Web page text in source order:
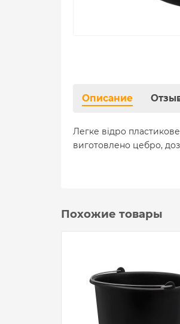
Описание
Легке відро
виготовлено цебро,
Похожие товары